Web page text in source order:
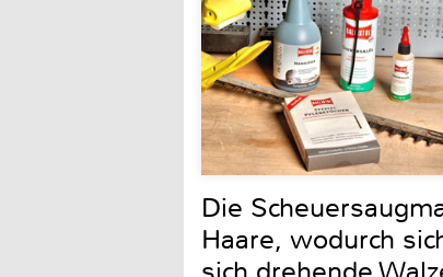
Die
Haare, wodurch